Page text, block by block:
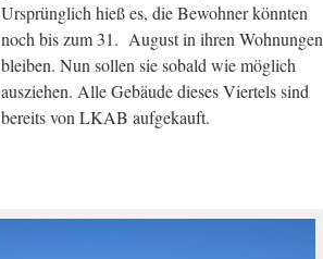
Ursprünglich hieß es, die Bewohner könnten
noch bis zum 31. August in ihren Wohnungen
bleiben. Nun sollen sie sobald wie möglich
ausziehen. Alle Gebäude dieses Viertels sind
bereits von LKAB aufgekauft.